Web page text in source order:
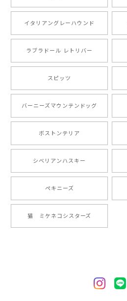
注文受領連絡が無かったのでハ
愛い商品が届きました！大満足
りまして、元気な時の顔がそっ
ました。ありがとうございまし
2024/05/22
2024/05/04
イタリアングレーハウンド
ラブラドール レトリバー
スピッツ
バーニーズマウンテンドッグ
ボストンテリア
シベリアンハスキー
ペキニーズ
猫 ミケネコシスターズ